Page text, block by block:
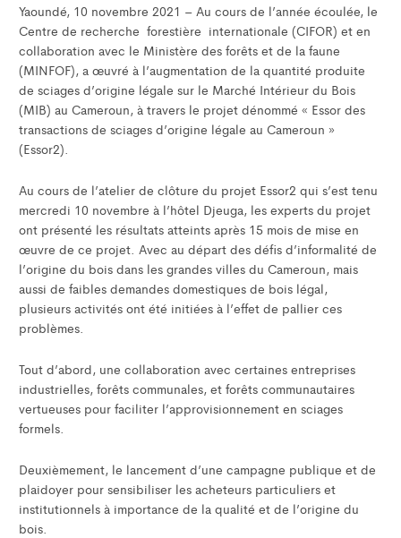
Yaoundé, 10 novembre 2021 – Au cours de l’année écoulée, le
Centre de recherche forestière internationale (CIFOR) et en
collaboration avec le Ministère des forêts et de la faune
(MINFOF), a œuvré à l’augmentation de la quantité produite
de sciages d’origine légale sur le Marché Intérieur du Bois
(MIB) au Cameroun, à travers le projet dénommé « Essor des
transactions de sciages d’origine légale au Cameroun »
(Essor2).
Au cours de l’atelier de clôture du projet Essor2 qui s’est tenu
mercredi 10 novembre à l’hôtel Djeuga, les experts du projet
ont présenté les résultats atteints après 15 mois de mise en
œuvre de ce projet. Avec au départ des défis d’informalité de
l’origine du bois dans les grandes villes du Cameroun, mais
aussi de faibles demandes domestiques de bois légal,
plusieurs activités ont été initiées à l’effet de pallier ces
problèmes.
Tout d’abord, une collaboration avec certaines entreprises
industrielles, forêts communales, et forêts communautaires
vertueuses pour faciliter l’approvisionnement en sciages
formels.
Deuxièmement, le lancement d’une campagne publique et de
plaidoyer pour sensibiliser les acheteurs particuliers et
institutionnels à importance de la qualité et de l’origine du
bois.